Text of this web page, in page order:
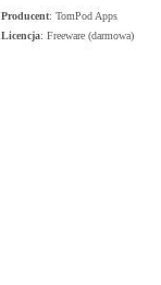
Producent: TomPod Apps
Licencja: Freeware (darmowa)